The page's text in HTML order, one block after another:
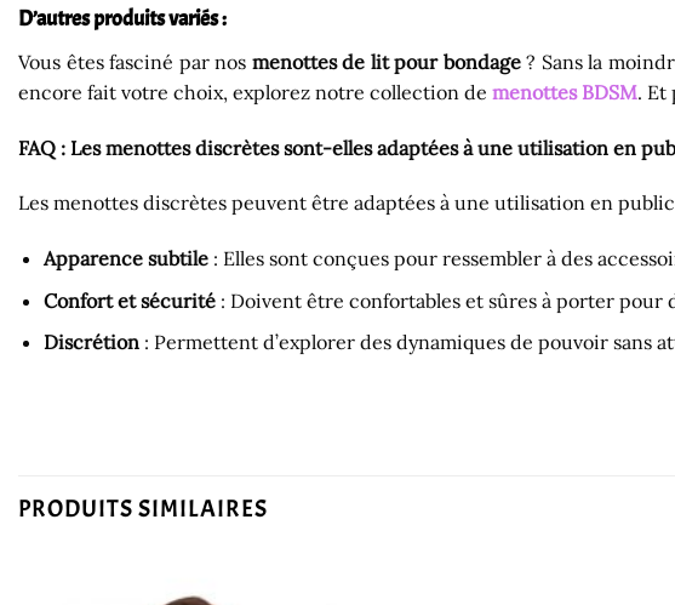
D’autres produits variés :
Vous êtes fasciné par nos menottes de lit pour bondage? Sans la
encore fait votre choix, explorez notre collection de menottes BDSM. Et
FAQ : Les menottes discrètes sont-elles adaptées à une utilisation en
Les menottes discrètes peuvent être adaptées à une utilisation en
Apparence subtile: Elles sont conçues pour ressembler à des
Confort et sécurité: Doivent être confortables et sûres à porter pour
Discrétion: Permettent d’explorer des dynamiques de pouvoir sans
PRODUITS SIMILAIRES